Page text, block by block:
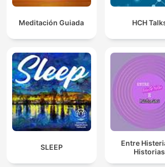
Meditación Guiada HCH
SLEEP
Entre
Historias